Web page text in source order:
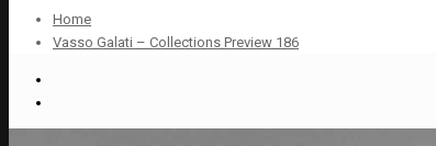
Home
Vasso Galati – Collections Preview 186